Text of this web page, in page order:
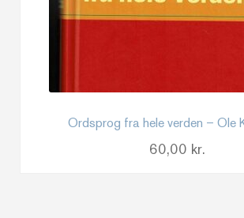
Ordsprog fra hele verden – Ole
60,00 kr.